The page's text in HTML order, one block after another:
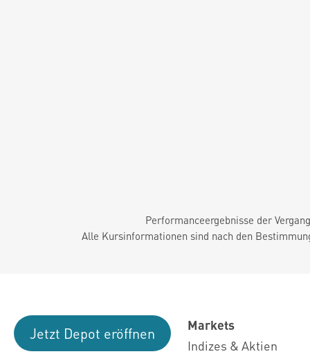
Performanceergebnisse der
Alle Kursinformationen sind nach den
Jetzt Depot eröffnen
Markets
Indizes & Aktien